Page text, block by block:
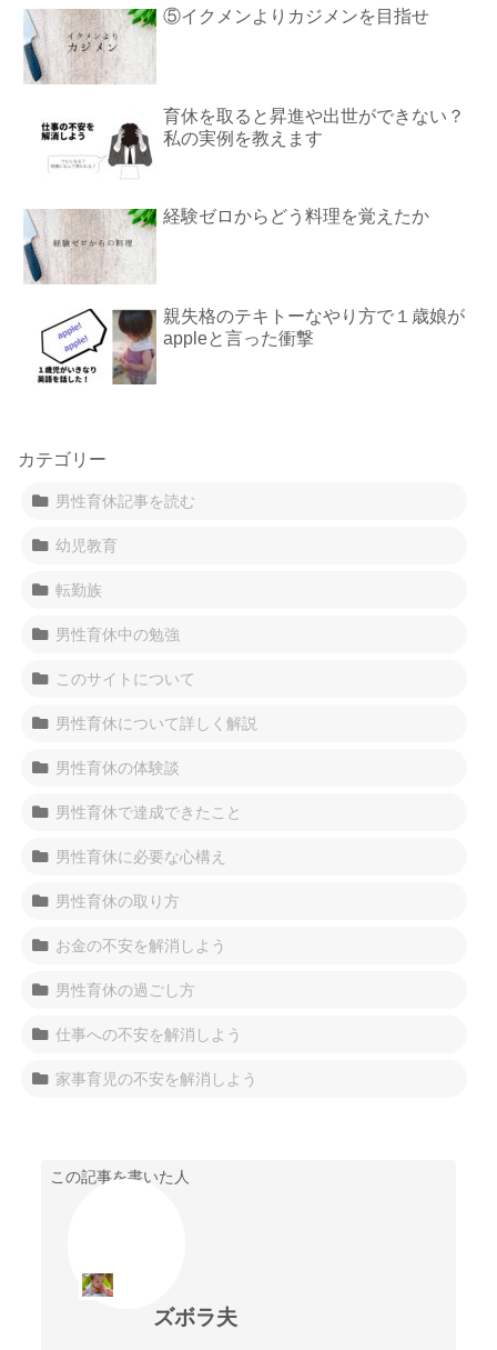
⑤イクメンよりカジメンを目指せ
育休を取ると昇進や出世ができない？
私の実例を教えます
経験ゼロからどう料理を覚えたか
親失格のテキトーなやり方で１歳娘が
appleと言った衝撃
カテゴリー
男性育休記事を読む
幼児教育
転勤族
男性育休中の勉強
このサイトについて
男性育休について詳しく解説
男性育休の体験談
男性育休で達成できたこと
男性育休に必要な心構え
男性育休の取り方
お金の不安を解消しよう
男性育休の過ごし方
仕事への不安を解消しよう
家事育児の不安を解消しよう
この記事を書いた人
ズボラ夫